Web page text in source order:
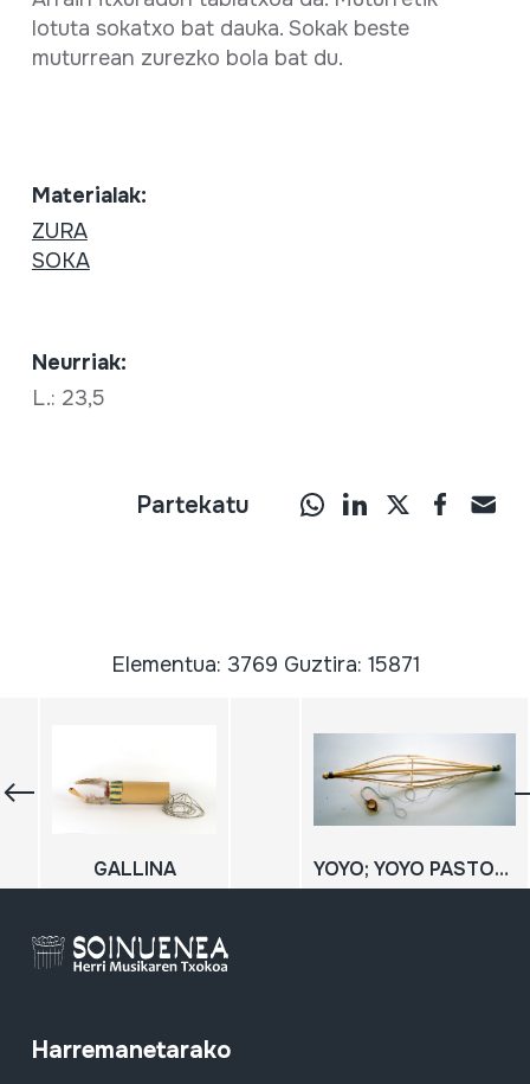
lotuta sokatxo bat dauka. Sokak beste
muturrean zurezko bola bat du.
Materialak:
ZURA
SOKA
Neurriak:
L.: 23,5
Partekatu
Elementua: 3769 Guztira: 15871
GALLINA YOYO; YOYO PASTORIL
Harremanetarako